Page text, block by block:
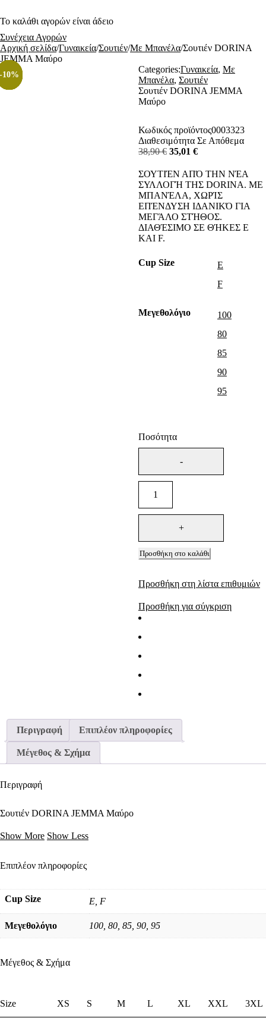
Το καλάθι αγορών είναι άδειο
Συνέχεια Αγορών
Αρχική σελίδα/Γυναικεία/Σουτιέν/Με Μπανέλα/Σουτιέν DORINA
JEMMA Μαύρο
10%
Categories:Γυναικεία, Με
Μπανέλα, Σουτιέν
Σουτιέν DORINA JEMMA
Μαύρο
Κωδικός προϊόντος0003323
Διαθεσιμότητα Σε Απόθεμα
38,90€ 35,01 €
ΣΟΥΤΙΈΝ ΑΠΌ ΤΗΝ ΝΈΑ
ΣΥΛΛΟΓΉ ΤΗΣ DORINA. ΜΕ
ΜΠΑΝΈΛΑ, ΧΩΡΊΣ
ΕΠΈΝΔΥΣΗ ΙΔΑΝΙΚΌ ΓΙΑ
ΜΕΓΆΛΟ ΣΤΉΘΟΣ.
ΔΙΑΘΈΣΙΜΟ ΣΕ ΘΉΚΕΣ E
ΚΑΙ F.
Cup Size
E
F
Μεγεθολόγιο
100
80
85
90
95
Ποσότητα
Προσθήκη στο καλάθι
Προσθήκη στη λίστα επιθυμιών
Προσθήκη για σύγκριση
Περιγραφή Επιπλέον πληροφορίες
Μέγεθος & Σχήμα
Περιγραφή
Σουτιέν DORINA JEMMA Μαύρο
Show More Show Less
Επιπλέον πληροφορίες
Cup Size E, F
Μεγεθολόγιο 100, 80, 85, 90, 95
Μέγεθος & Σχήμα
Size XS S M L XL XXL 3XL
20%
10%
10%
10%
10%
10%
10%